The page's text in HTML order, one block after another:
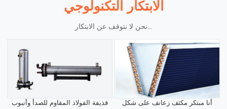
الابتكار التكنولوجي
نحن لا نتوقف عن الابتكار...
قذيفة الفولاذ المقاوم للصدأ وأنبوب
أنا مبتكر مكثف زعانف على شكل